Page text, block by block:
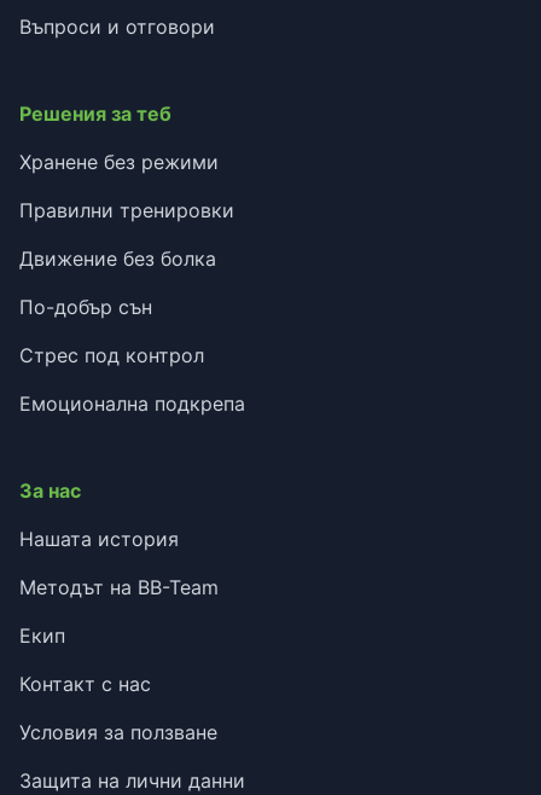
Въпроси и отговори
Решения за теб
Хранене без режими
Правилни тренировки
Движение без болка
По-добър сън
Стрес под контрол
Емоционална подкрепа
За нас
Нашата история
Методът на BB-Team
Екип
Контакт с нас
Условия за ползване
Защита на лични данни